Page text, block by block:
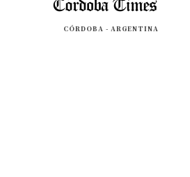
CÓRDOBA - ARGENTINA